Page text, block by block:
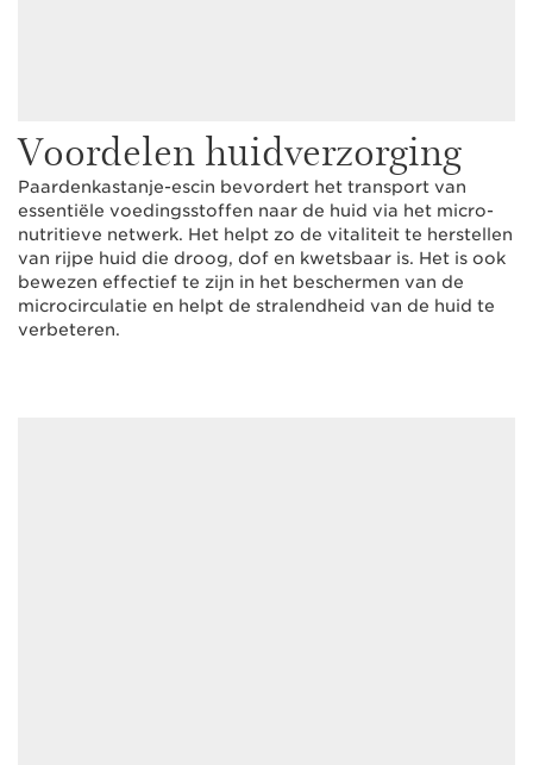
Voordelen huidverzorging
Paardenkastanje-escin bevordert het transport van
essentiële voedingsstoffen naar de huid via het micro-
nutritieve netwerk. Het helpt zo de vitaliteit te herstellen
van rijpe huid die droog, dof en kwetsbaar is. Het is ook
bewezen effectief te zijn in het beschermen van de
microcirculatie en helpt de stralendheid van de huid te
verbeteren.